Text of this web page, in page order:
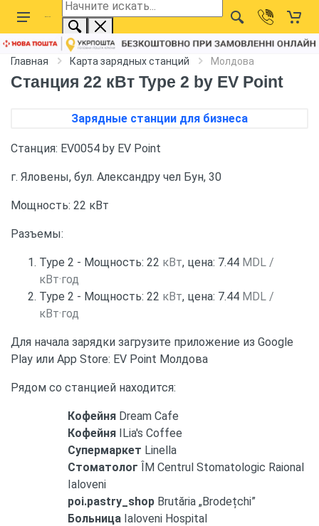
Главная Карта зарядных станций Молдова
Станция 22 кВт Type 2 by EV Point
Зарядные станции для бизнеса
Станция: EV0054 by EV Point
г. Яловены, бул. Александру чел Бун, 30
Мощность: 22 кВт
Разъемы:
Type 2 - Мощность: 22 кВт, цена: 7.44 MDL /
кВт·год
Type 2 - Мощность: 22 кВт, цена: 7.44 MDL /
кВт·год
Для начала зарядки загрузите приложение из Google
Play или App Store: EV Point Молдова
Рядом со станцией находится:
Кофейня Dream Cafe
Кофейня ILia's Coffee
Супермаркет Linella
Стоматолог ÎM Centrul Stomatologic Raional
Ialoveni
poi.pastry_shop Brutăria „Brodețchi”
Больница Ialoveni Hospital